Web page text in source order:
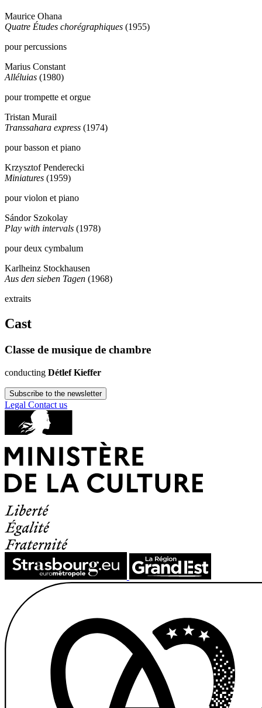
Maurice Ohana
Quatre Études chorégraphiques (1955)
pour percussions
Marius Constant
Alléluias (1980)
pour trompette et orgue
Tristan Murail
Transsahara express (1974)
pour basson et piano
Krzysztof Penderecki
Miniatures (1959)
pour violon et piano
Sándor Szokolay
Play with intervals (1978)
pour deux cymbalum
Karlheinz Stockhausen
Aus den sieben Tagen (1968)
extraits
Cast
Classe de musique de chambre
conducting Détlef Kieffer
Subscribe to the newsletter
Legal Contact us